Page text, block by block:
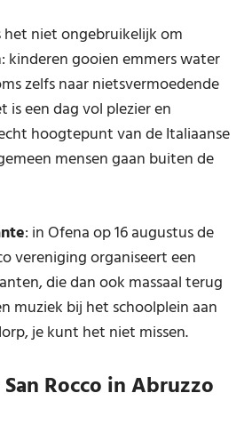
het niet ongebruikelijk om
kinderen gooien emmers water
zelfs naar nietsvermoedende
is een dag vol plezier en
hoogtepunt van de Italiaanse
mensen gaan buiten de
: in Ofena op 16 augustus de
vereniging organiseert een
die dan ook massaal terug
muziek bij het schoolplein aan
je kunt het niet missen.
Rocco in Abruzzo